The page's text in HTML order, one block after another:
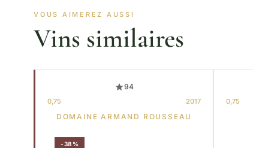
VOUS AIMEREZ AUSSI
Vins similaires
94
0,75 2017
DOMAINE ARMAND ROUSSEAU
-38%
0,75